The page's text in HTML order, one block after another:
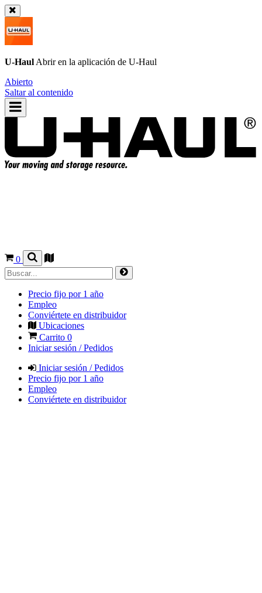
U-Haul Abrir en la aplicación de U-Haul
Abierto
Saltar al contenido
0
Precio fijo por 1 año
Empleo
Conviértete en distribuidor
Ubicaciones
Carrito 0
Iniciar sesión / Pedidos
Iniciar sesión / Pedidos
Precio fijo por 1 año
Empleo
Conviértete en distribuidor